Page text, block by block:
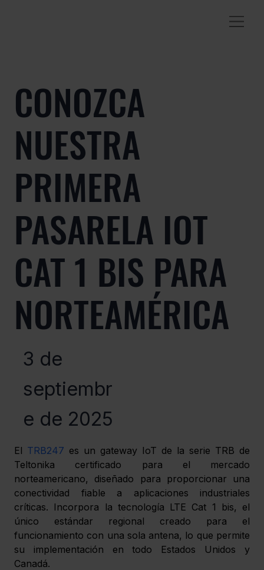
CONOZCA
NUESTRA
PRIMERA
PASARELA IOT
CAT 1 BIS PARA
NORTEAMÉRICA
3 de
septiembr
e de 2025
El TRB247 es un gateway IoT de la serie TRB de
Teltonika certificado para el mercado
norteamericano, diseñado para proporcionar una
conectividad fiable a aplicaciones industriales
críticas. Incorpora la tecnología LTE Cat 1 bis, el
único estándar regional creado para el
funcionamiento con una sola antena, lo que permite
su implementación en todo Estados Unidos y
Canadá.